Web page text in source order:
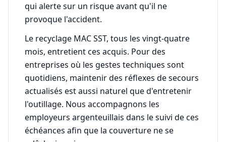
qui alerte sur un risque avant qu'il ne
provoque l'accident.
Le recyclage MAC SST, tous les vingt-quatre
mois, entretient ces acquis. Pour des
entreprises où les gestes techniques sont
quotidiens, maintenir des réflexes de secours
actualisés est aussi naturel que d'entretenir
l'outillage. Nous accompagnons les
employeurs argenteuillais dans le suivi de ces
échéances afin que la couverture ne se